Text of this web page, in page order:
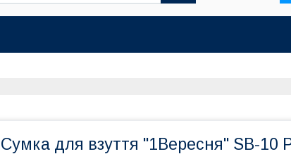
Сумка для взуття "1Вересня" SB-10